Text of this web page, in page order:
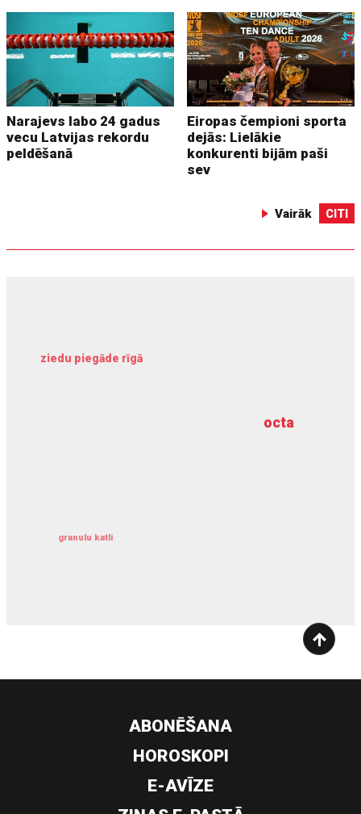
Narajevs labo 24 gadus
vecu Latvijas rekordu
peldēšanā
Eiropas čempioni sporta
dejās: Lielākie
konkurenti bijām paši
sev
Vairāk CITI
octa
ziedu piegāde rīgā
granulu katli
dziļurbums
ABONĒŠANA
HOROSKOPI
E-AVĪZE